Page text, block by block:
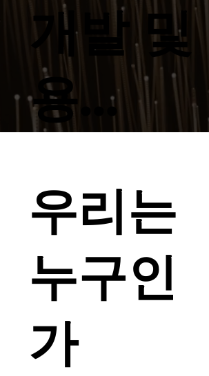
개발 및
용...
우리는
누구인
가